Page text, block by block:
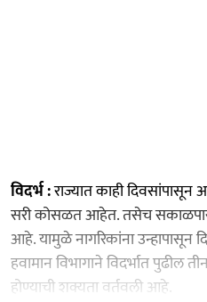
विदर्भ :राज्यात काही दिवसांपासून
सरी कोसळत आहेत. तसेच
आहे. यामुळे नागरिकांना
हवामान विभागाने विदर्भात पुढील
होण्याची शक्यता वर्तवली आहे.